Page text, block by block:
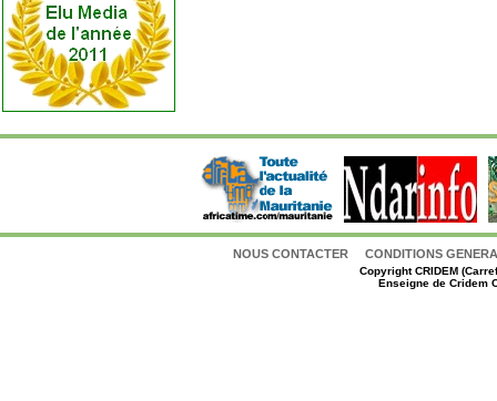
NOUS CONTACTER CONDITIONS
CopyrightCRIDEM
Enseigne de Cridem